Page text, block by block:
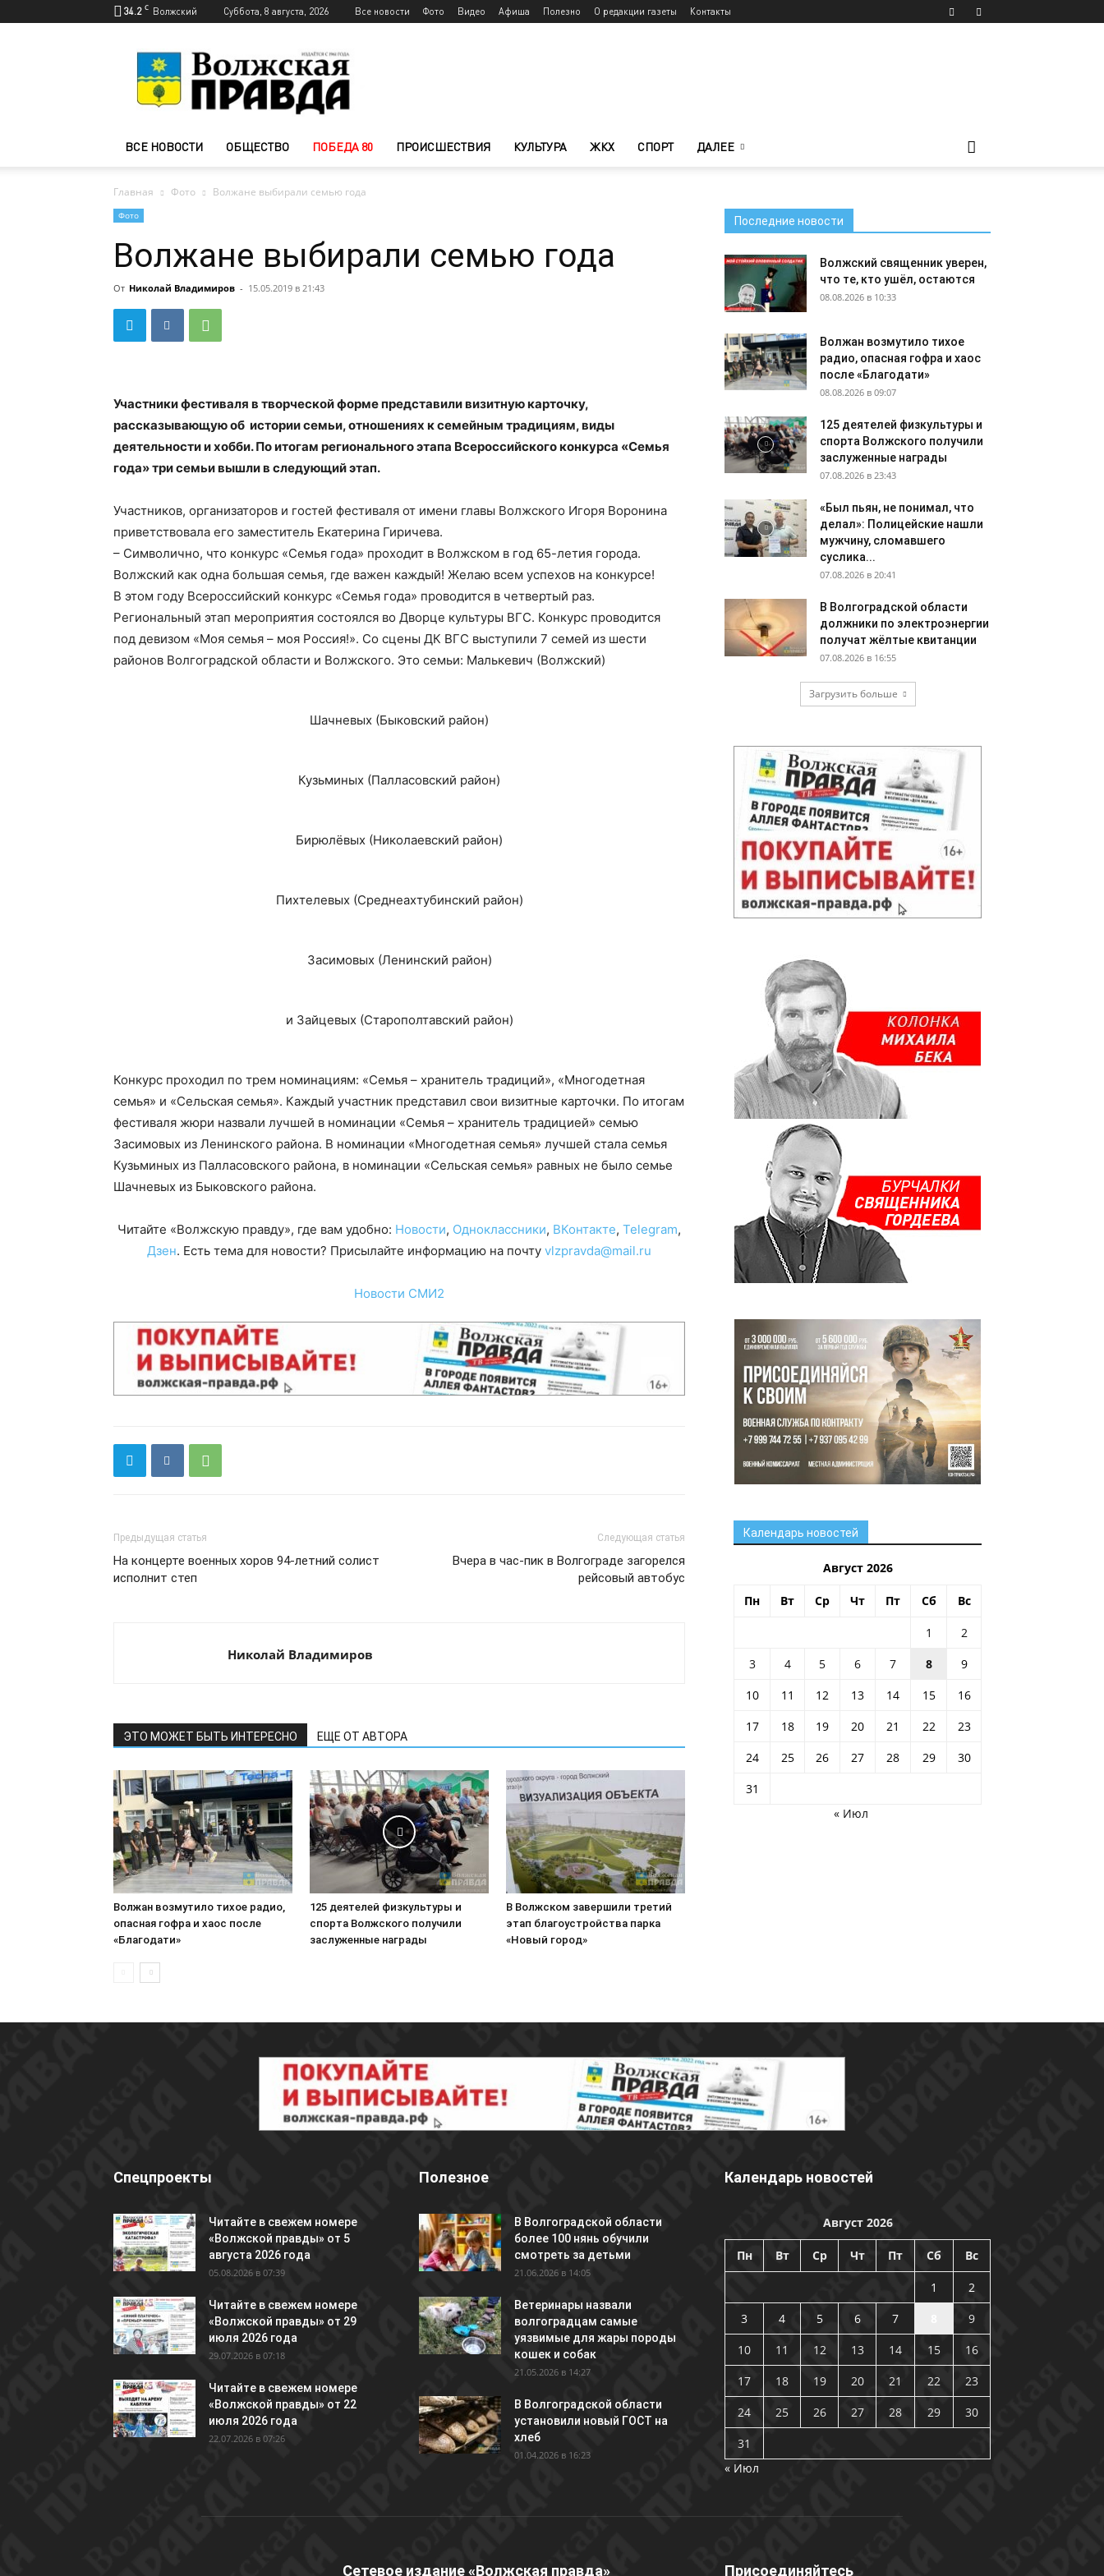
34.2 C Волжский Суббота, 8 августа, 2026 Все новости Фото Видео Афиша Полезно О редакции газеты Контакты
Волжского
—
Волжская
ВСЕ НОВОСТИ ОБЩЕСТВО ПОБЕДА 80 ПРОИСШЕСТВИЯ КУЛЬТУРА ЖКХ СПОРТ ДАЛЕЕ
Главная Фото Волжане выбирали семью года
Фото
Волжане выбирали семью года
От Николай Владимиров - 15.05.2019 в 21:43
Участники фестиваля в творческой форме представили визитную карточку,
рассказывающую об истории семьи, отношениях к семейным традициям, виды
деятельности и хобби. По итогам регионального этапа Всероссийского конкурса «Семья
года» три семьи вышли в следующий этап.
Участников, организаторов и гостей фестиваля от имени главы Волжского Игоря Воронина
приветствовала его заместитель Екатерина Гиричева.
– Символично, что конкурс «Семья года» проходит в Волжском в год 65-летия города.
Волжский как одна большая семья, где важен каждый! Желаю всем успехов на конкурсе!
В этом году Всероссийский конкурс «Семья года» проводится в четвертый раз.
Региональный этап мероприятия состоялся во Дворце культуры ВГС. Конкурс проводится
под девизом «Моя семья – моя Россия!». Со сцены ДК ВГС выступили 7 семей из шести
районов Волгоградской области и Волжского. Это семьи: Малькевич (Волжский)
Шачневых (Быковский район)
Кузьминых (Палласовский район)
Бирюлёвых (Николаевский район)
Пихтелевых (Среднеахтубинский район)
Засимовых (Ленинский район)
и Зайцевых (Старополтавский район)
Конкурс проходил по трем номинациям: «Семья – хранитель традиций», «Многодетная
семья» и «Сельская семья». Каждый участник представил свои визитные карточки. По итогам
фестиваля жюри назвали лучшей в номинации «Семья – хранитель традицией» семью
Засимовых из Ленинского района. В номинации «Многодетная семья» лучшей стала семья
Кузьминых из Палласовского района, в номинации «Сельская семья» равных не было семье
Шачневых из Быковского района.
Читайте «Волжскую правду», где вам удобно: Новости, Одноклассники, ВКонтакте, Telegram,
Дзен. Есть тема для новости? Присылайте информацию на почту vlzpravda@mail.ru
Новости СМИ2
Предыдущая статья
На концерте военных хоров 94-летний солист
исполнит степ
Следующая статья
Вчера в час-пик в Волгограде загорелся
рейсовый автобус
Николай Владимиров
ЭТО МОЖЕТ БЫТЬ ИНТЕРЕСНО ЕЩЕ ОТ АВТОРА
Волжан возмутило тихое радио,
опасная гофра и хаос после
«Благодати»
125 деятелей физкультуры и
спорта Волжского получили
заслуженные награды
В Волжском завершили третий
этап благоустройства парка
«Новый город»
Последние новости
Волжский священник уверен,
что те, кто ушёл, остаются
08.08.2026 в 10:33
Волжан возмутило тихое
радио, опасная гофра и хаос
после «Благодати»
08.08.2026 в 09:07
125 деятелей физкультуры и
спорта Волжского получили
заслуженные награды
07.08.2026 в 23:43
«Был пьян, не понимал, что
делал»: Полицейские нашли
мужчину, сломавшего
суслика...
07.08.2026 в 20:41
В Волгоградской области
должники по электроэнергии
получат жёлтые квитанции
07.08.2026 в 16:55
Загрузить больше
Календарь новостей
Август 2026
Пн Вт Ср Чт Пт Сб Вс
1
2
3
4 5 6 7 8
9
10
11 12 13 14 15
16
17
18 19 20 21 22
23
24
25 26 27 28 29
30
31
« Июл
Спецпроекты
Читайте в свежем номере
«Волжской правды» от 5
августа 2026 года
05.08.2026 в 07:39
Читайте в свежем номере
«Волжской правды» от 29
июля 2026 года
29.07.2026 в 07:18
Читайте в свежем номере
«Волжской правды» от 22
июля 2026 года
22.07.2026 в 07:26
Полезное
В Волгоградской области
более 100 нянь обучили
смотреть за детьми
21.06.2026 в 14:05
Ветеринары назвали
волгоградцам самые
уязвимые для жары породы
кошек и собак
21.05.2026 в 14:27
В Волгоградской области
установили новый ГОСТ на
хлеб
01.04.2026 в 16:23
Календарь новостей
Август 2026
Пн Вт Ср Чт Пт Сб Вс
1
2
3
4 5 6 7
9
10
11 12 13 14 15
16
17
18 19 20 21 22
23
24
25 26 27 28 29
30
31
« Июл
Сетевое издание «Волжская правда» Присоединяйтесь